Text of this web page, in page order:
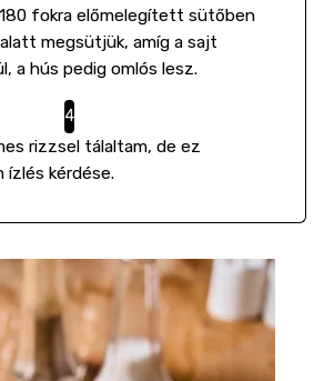
fokra előmelegített sütőben
megsütjük, amíg a sajt
a hús pedig omlós lesz.
rizzsel tálaltam, de ez
kérdése.